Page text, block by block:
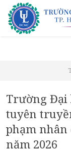
Trường Đại
tuyên
phạm nhân
năm 2026